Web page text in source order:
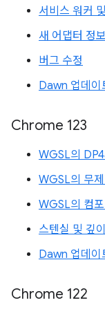
서비스 워커
새 어댑터 정
버그 수정
Dawn 업데이
Chrome 123
WGSL의
WGSL의 무
WGSL의 컴
스텐실 및 깊
Dawn 업데이
Chrome 122